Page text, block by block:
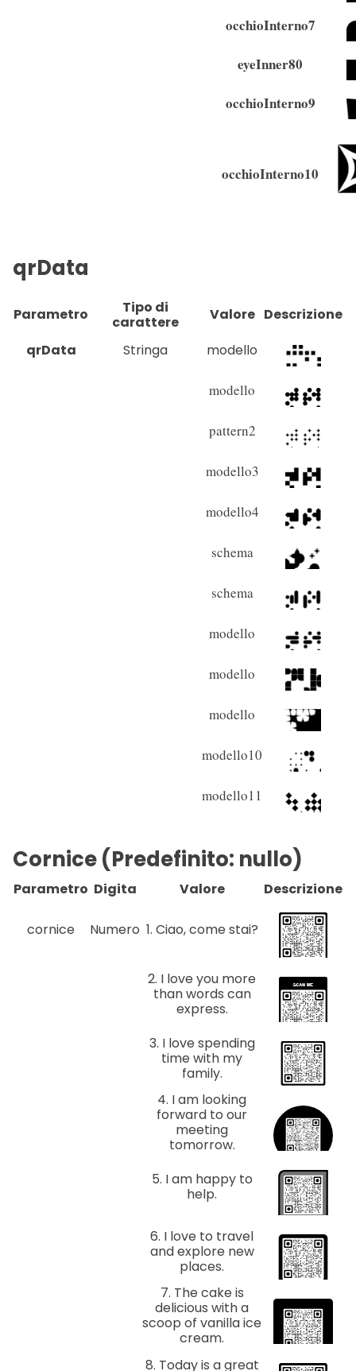
occhioInterno7
eyeInner80
occhioInterno9
occhioInterno10
qrData
Parametro
Tipo di
carattere
Valore Descrizione
qrData
Stringa modello
modello
pattern2
modello3
modello4
schema
schema
modello
modello
modello
modello10
modello11
Cornice (Predefinito: nullo)
Parametro Digita Valore Descrizione
cornice Numero 1. Ciao, come stai?
2. I love you more
than words can
express.
3. I love spending
time with my
family.
4. I am looking
forward to our
meeting
tomorrow.
5. I am happy to
help.
6. I love to travel
and explore new
places.
7. The cake is
delicious with a
scoop of vanilla ice
cream.
8. Today is a great